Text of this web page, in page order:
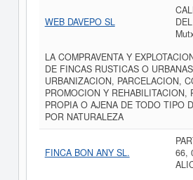
WEB DAVEPO SL
LA COMPRAVENTA Y
DE FINCAS RUSTICAS O
URBANIZACION, PARCELACION,
PROMOCION Y REHABILITACION,
PROPIA O AJENA DE TODO TIPO
POR NATURALEZA
FINCA BON ANY SL.
66,